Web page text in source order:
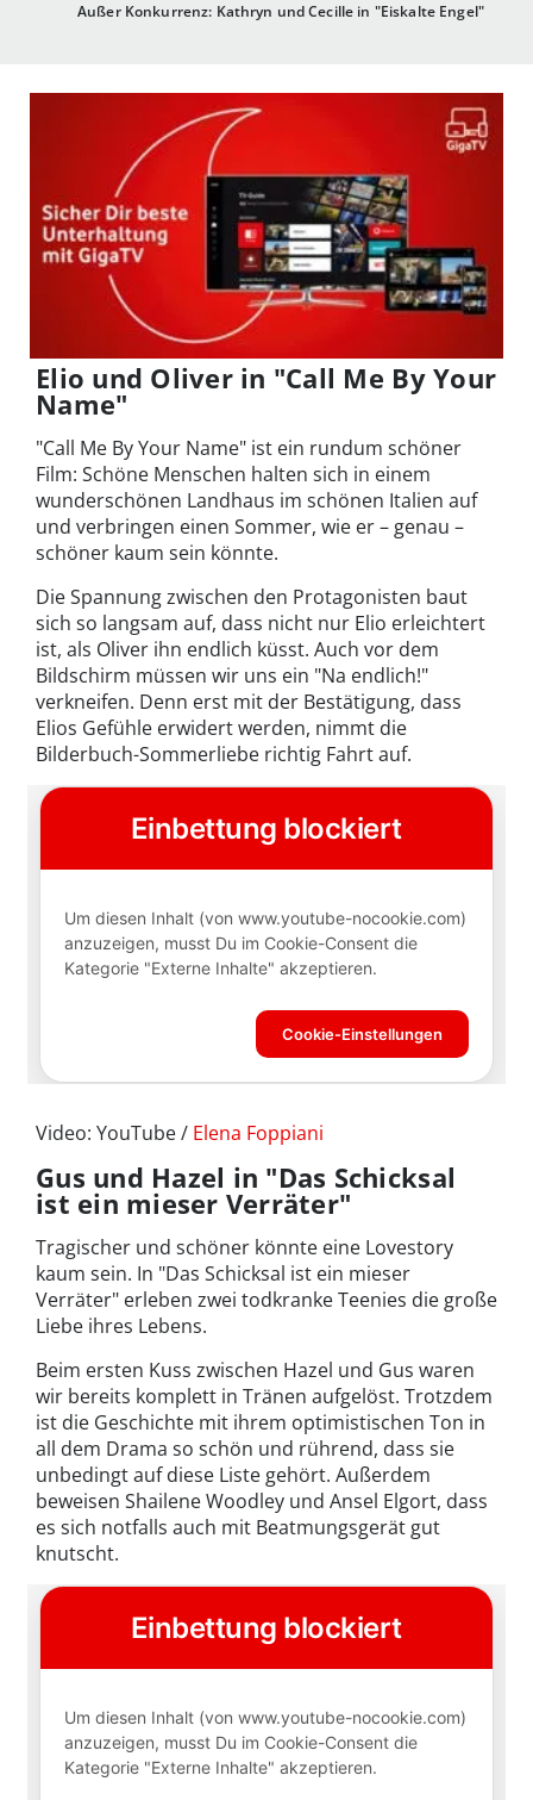
Außer Konkurrenz: Kathryn und Cecille in "Eiskalte Engel"
Elio und Oliver in "Call Me By Your
Name"
"Call Me By Your Name" ist ein rundum schöner
Film: Schöne Menschen halten sich in einem
wunderschönen Landhaus im schönen Italien auf
und verbringen einen Sommer, wie er – genau –
schöner kaum sein könnte.
Die Spannung zwischen den Protagonisten baut
sich so langsam auf, dass nicht nur Elio erleichtert
ist, als Oliver ihn endlich küsst. Auch vor dem
Bildschirm müssen wir uns ein "Na endlich!"
verkneifen. Denn erst mit der Bestätigung, dass
Elios Gefühle erwidert werden, nimmt die
Bilderbuch-Sommerliebe richtig Fahrt auf.
Video: YouTube / Elena Foppiani
Gus und Hazel in "Das Schicksal
ist ein mieser Verräter"
Tragischer und schöner könnte eine Lovestory
kaum sein. In "Das Schicksal ist ein mieser
Verräter" erleben zwei todkranke Teenies die große
Liebe ihres Lebens.
Beim ersten Kuss zwischen Hazel und Gus waren
wir bereits komplett in Tränen aufgelöst. Trotzdem
ist die Geschichte mit ihrem optimistischen Ton in
all dem Drama so schön und rührend, dass sie
unbedingt auf diese Liste gehört. Außerdem
beweisen Shailene Woodley und Ansel Elgort, dass
es sich notfalls auch mit Beatmungsgerät gut
knutscht.